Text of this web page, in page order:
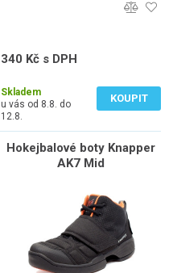
340 Kč s DPH
Skladem
u vás od 8.8. do
12.8.
KOUPIT
Hokejbalové boty Knapper
AK7 Mid